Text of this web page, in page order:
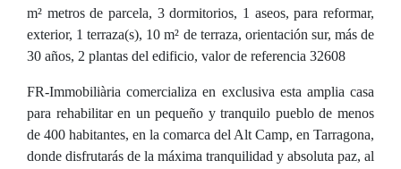
m² metros de parcela, 3 dormitorios, 1 aseos, para reformar,
exterior, 1 terraza(s), 10 m² de terraza, orientación sur, más de
30 años, 2 plantas del edificio, valor de referencia 32608
FR-Immobiliària comercializa en exclusiva esta amplia casa
para rehabilitar en un pequeño y tranquilo pueblo de menos
de 400 habitantes, en la comarca del Alt Camp, en Tarragona,
donde disfrutarás de la máxima tranquilidad y absoluta paz, al